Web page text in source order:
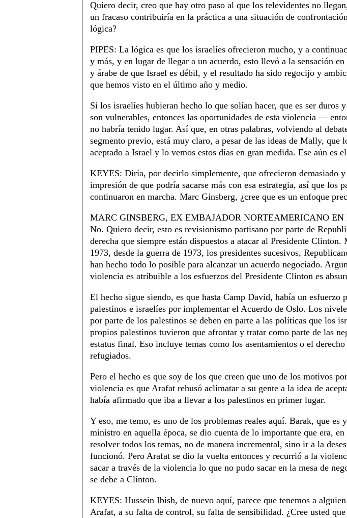
Quiero decir, creo que hay otro paso al que los televidentes no
un fracaso contribuiría en la práctica a una situación de
lógica?
PIPES: La lógica es que los israelíes ofrecieron mucho, y a
y más, y en lugar de llegar a un acuerdo, esto llevó a la sensación
y árabe de que Israel es débil, y el resultado ha sido regocijo y
que hemos visto en el último año y medio.
Si los israelíes hubieran hecho lo que solían hacer, que es ser duros
son vulnerables, entonces las oportunidades de esta violencia —
no habría tenido lugar. Así que, en otras palabras, volviendo al
segmento previo, está muy claro, a pesar de las ideas de Mally, que
aceptado a Israel y lo vemos estos días en gran medida. Ese aún es
KEYES: Diría, por decirlo simplemente, que ofrecieron demasiado
impresión de que podría sacarse más con esa estrategia, así que los
continuaron en marcha. Marc Ginsberg, ¿cree que es un enfoque
MARC GINSBERG, EX EMBAJADOR NORTEAMERICANO EN
No. Quiero decir, esto es revisionismo partisano por parte de
derecha que siempre están dispuestos a atacar al Presidente Clinton.
1973, desde la guerra de 1973, los presidentes sucesivos,
han hecho todo lo posible para alcanzar un acuerdo negociado.
violencia es atribuible a los esfuerzos del Presidente Clinton es
El hecho sigue siendo, es que hasta Camp David, había un esfuerzo
palestinos e israelíes por implementar el Acuerdo de Oslo. Los
por parte de los palestinos se deben en parte a las políticas que los
propios palestinos tuvieron que afrontar y tratar como parte de las
estatus final. Eso incluye temas como los asentamientos o el
refugiados.
Pero el hecho es que soy de los que creen que uno de los motivos
violencia es que Arafat rehusó aclimatar a su gente a la idea de
había afirmado que iba a llevar a los palestinos en primer lugar.
Y eso, me temo, es uno de los problemas reales aquí. Barak, que es
ministro en aquella época, se dio cuenta de lo importante que era,
resolver todos los temas, no de manera incremental, sino ir a la
funcionó. Pero Arafat se dio la vuelta entonces y recurrió a la
sacar a través de la violencia lo que no pudo sacar en la mesa de
se debe a Clinton.
KEYES: Hussein Ibish, de nuevo aquí, parece que tenemos a
Arafat, a su falta de control, su falta de sensibilidad. ¿Cree usted que